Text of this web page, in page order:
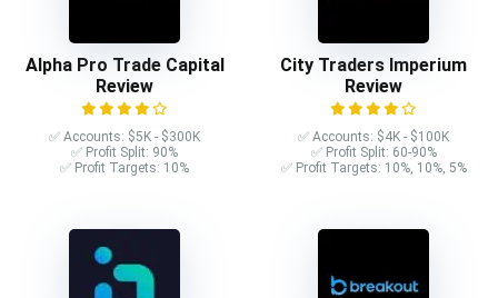
Alpha Pro Trade Capital
Review
✅ Accounts: $5K - $300K
✅ Profit Split: 90%
✅ Profit Targets: 10%
City Traders Imperium
Review
✅ Accounts: $4K - $100K
✅ Profit Split: 60-90%
✅ Profit Targets: 10%, 10%, 5%